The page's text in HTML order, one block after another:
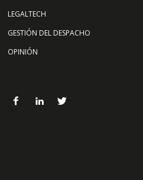
LEGALTECH
GESTIÓN DEL DESPACHO
OPINIÓN